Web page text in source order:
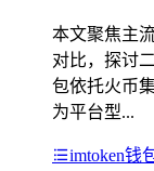
本文聚焦主
对比，探讨
包依托火币
为平台型...
imtoken钱